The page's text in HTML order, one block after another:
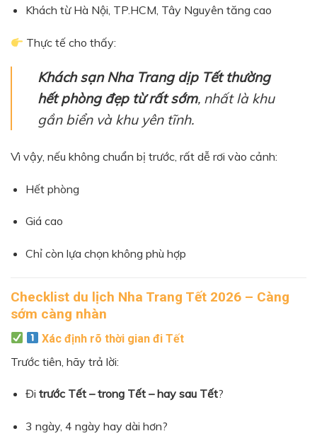
Khách từ Hà Nội, TP.HCM, Tây Nguyên tăng cao
Thực tế cho thấy:
Khách sạn Nha Trang dịp Tết thường
hết phòng đẹp từ rất sớm, nhất là khu
gần biển và khu yên tĩnh.
Vì vậy, nếu không chuẩn bị trước, rất dễ rơi vào cảnh:
Hết phòng
Giá cao
Chỉ còn lựa chọn không phù hợp
Checklist du lịch Nha Trang Tết 2026 – Càng
sớm càng nhàn
Xác định rõ thời gian đi Tết
Trước tiên, hãy trả lời:
Đi trước Tết – trong Tết – hay sau Tết?
3 ngày, 4 ngày hay dài hơn?